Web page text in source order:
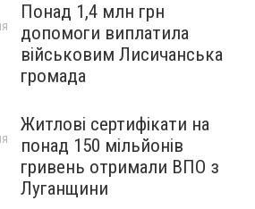
Понад 1,4 млн грн
допомоги виплатила
військовим Лисичанська
громада
Житлові сертифікати на
понад 150 мільйонів
гривень отримали ВПО з
Луганщини